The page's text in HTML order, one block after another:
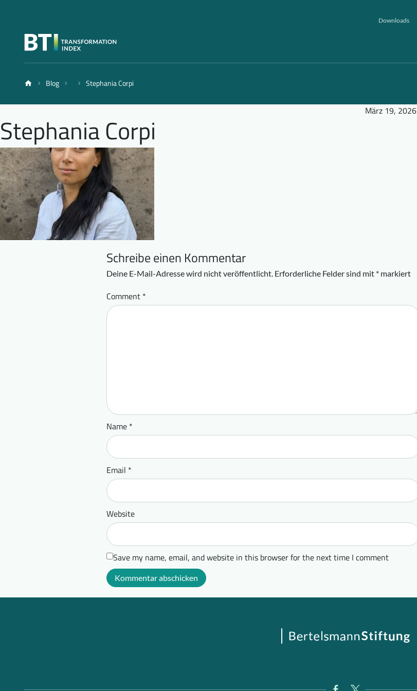
Downloads
Blog Stephania Corpi
März 19, 2026
Stephania Corpi
Schreibe einen Kommentar
Deine E-Mail-Adresse wird nicht veröffentlicht. Erforderliche Felder sind mit * markiert
Comment *
Name *
Email *
Website
Save my name, email, and website in this browser for the next time I comment